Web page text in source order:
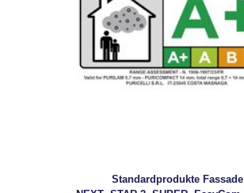
Standardprodukte Fassade